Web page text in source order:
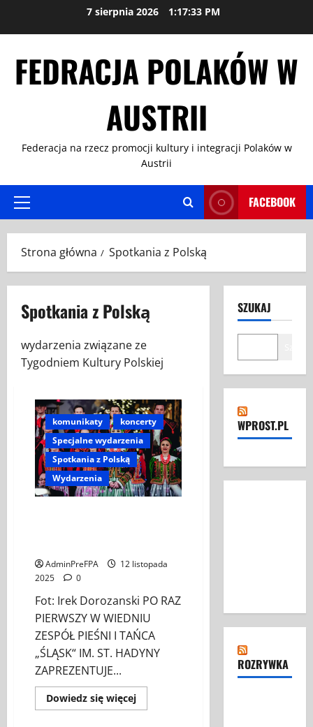
7 sierpnia 2026 1:17:34 PM
FEDRACJA POLAKÓW W
AUSTRII
Federacja na rzecz promocji kultury i integracji Polaków w
Austrii
Menu
FACEBOOK
Strona główna Spotkania z Polską
Spotkania z Polską
wydarzenia związane ze
Tygodniem Kultury Polskiej
komunikaty
koncerty
Specjalne wydarzenia
Spotkania z Polską
Wydarzenia
AdminPreFPA
12 listopada
2025
0
Fot: Irek Dorozanski PO RAZ
PIERWSZY W WIEDNIU
ZESPÓŁ PIEŚNI I TAŃCA
„ŚLĄSK“ IM. ST. HADYNY
ZAPREZENTUJE...
Dowiedz się więcejDowiedz
się
SZUKAJ
WPROST.PL
ROZRYWKA